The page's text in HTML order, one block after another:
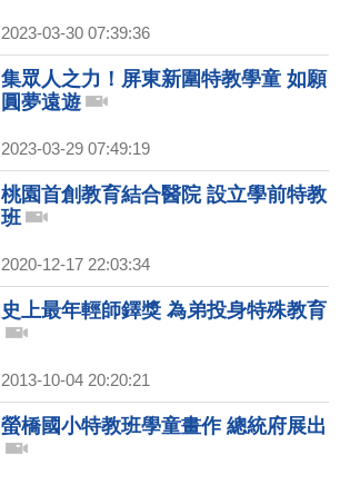
2023-03-30 07:39:36
集眾人之力！屏東新圍特教學童 如願
圓夢遠遊
2023-03-29 07:49:19
桃園首創教育結合醫院 設立學前特教
班
2020-12-17 22:03:34
史上最年輕師鐸獎 為弟投身特殊教育
2013-10-04 20:20:21
螢橋國小特教班學童畫作 總統府展出